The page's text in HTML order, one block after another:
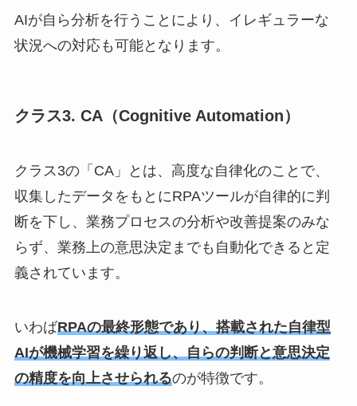
AIが自ら分析を行うことにより、イレギュラーな
状況への対応も可能となります。
クラス3. CA（Cognitive Automation）
クラス3の「CA」とは、高度な自律化のことで、
収集したデータをもとにRPAツールが自律的に判
断を下し、業務プロセスの分析や改善提案のみな
らず、業務上の意思決定までも自動化できると定
義されています。
いわばRPAの最終形態であり、搭載された自律型
AIが機械学習を繰り返し、自らの判断と意思決定
の精度を向上させられるのが特徴です。